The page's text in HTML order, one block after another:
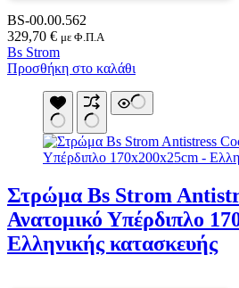
BS-00.00.562
329,70 € με Φ.Π.Α
Bs Strom
Προσθήκη στο καλάθι
Στρώμα Bs Strom
Ανατομικό Υπέρδιπλο
Ελληνικής κατασκευής